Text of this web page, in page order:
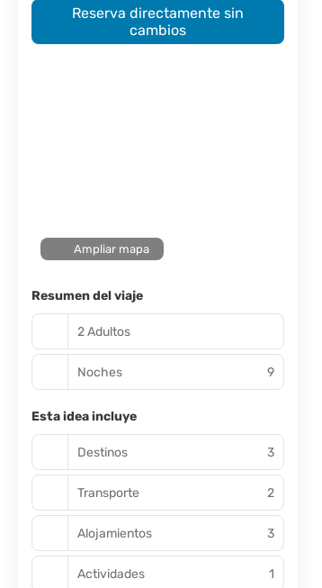
Reserva directamente sin
cambios
Ampliar mapa
Resumen del viaje
2 Adultos
Noches 9
Esta idea incluye
Destinos 3
Transporte 2
Alojamientos 3
Actividades 1